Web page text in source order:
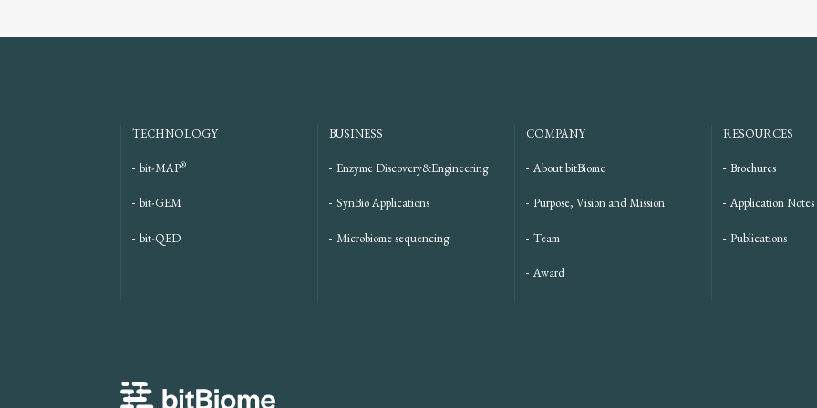
TECHNOLOGY
bit-MAP®
bit-GEM
bit-QED
BUSINESS
Enzyme Discovery&Engineering
SynBio Applications
Microbiome sequencing
COMPANY
About bitBiome
Purpose, Vision and Mission
Team
Award
RESOURCES
Brochures
Application Notes
Publications